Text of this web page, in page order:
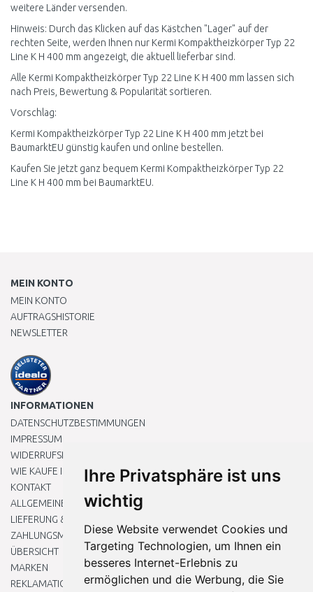
Ihre Privatsphäre ist uns
wichtig
Diese Website verwendet Cookies und
Targeting Technologien, um Ihnen ein
besseres Internet-Erlebnis zu
ermöglichen und die Werbung, die Sie
weitere Länder versenden.
Hinweis: Durch das Klicken auf das Kästchen "Lager" auf der
rechten Seite, werden Ihnen nur Kermi Kompaktheizkörper Typ 22
Line K H 400 mm angezeigt, die aktuell lieferbar sind.
Alle Kermi Kompaktheizkörper Typ 22 Line K H 400 mm lassen sich
nach Preis, Bewertung & Popularität sortieren.
Vorschlag:
Kermi Kompaktheizkörper Typ 22 Line K H 400 mm jetzt bei
BaumarktEU günstig kaufen und online bestellen.
Kaufen Sie jetzt ganz bequem Kermi Kompaktheizkörper Typ 22
Line K H 400 mm bei BaumarktEU.
MEIN KONTO
MEIN KONTO
AUFTRAGSHISTORIE
NEWSLETTER
INFORMATIONEN
DATENSCHUTZBESTIMMUNGEN
IMPRESSUM
WIDERRUFSRECHT
WIE KAUFE ICH EIN?
KONTAKT
ALLGEMEINEN GESCHÄFTSBEDINGUNGEN
LIEFERUNG & ZAHLUNG
ZAHLUNGSMETHODEN
ÜBERSICHT
MARKEN
REKLAMATIONEN UND RETOUREN